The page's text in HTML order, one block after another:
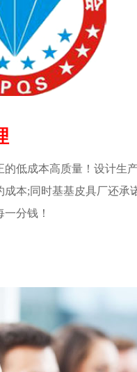
低成本高质量！设计生
本;同时基基皮具厂还承
分钱！